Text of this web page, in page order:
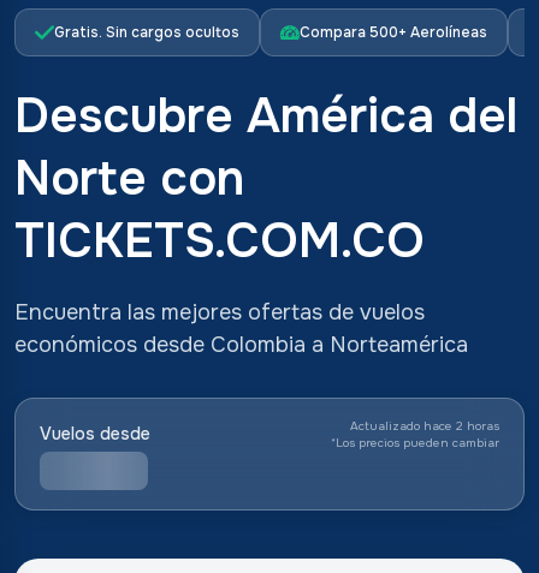
Gratis. Sin cargos ocultos Compara 500+ Aerolíneas
Descubre América del
Norte con
TICKETS.COM.CO
Encuentra las mejores ofertas de vuelos
económicos desde Colombia a Norteamérica
Vuelos desde
Actualizado hace 2 horas
*Los precios pueden cambiar